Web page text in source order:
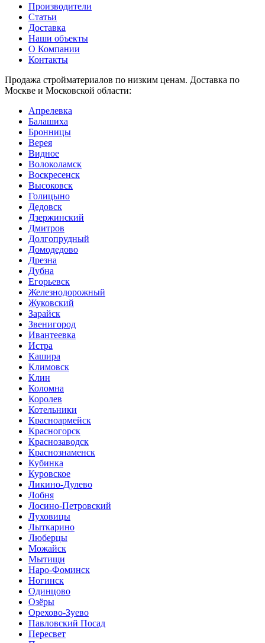
Производители
Статьи
Доставка
Наши объекты
О Компании
Контакты
Продажа стройматериалов по низким ценам. Доставка по
Москве и Московской области:
Апрелевка
Балашиха
Бронницы
Верея
Видное
Волоколамск
Воскресенск
Высоковск
Голицыно
Дедовск
Дзержинский
Дмитров
Долгопрудный
Домодедово
Дрезна
Дубна
Егорьевск
Железнодорожный
Жуковский
Зарайск
Звенигород
Ивантеевка
Истра
Кашира
Климовск
Клин
Коломна
Королев
Котельники
Красноармейск
Красногорск
Краснозаводск
Краснознаменск
Кубинка
Куровское
Ликино-Дулево
Лобня
Лосино-Петровский
Луховицы
Лыткарино
Люберцы
Можайск
Мытищи
Наро-Фоминск
Ногинск
Одинцово
Озёры
Орехово-Зуево
Павловский Посад
Пересвет